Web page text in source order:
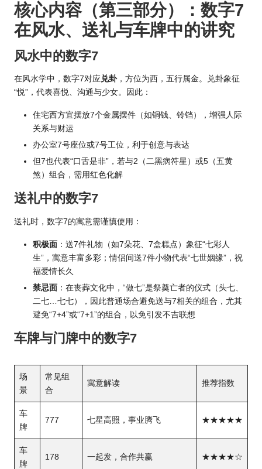
核心内容（第三部分）：数字7
在风水、送礼与车牌中的讲究
风水中的数字7
在风水学中，数字7对应兑卦，方位为西，五行属金。兑卦象征
“悦”，代表喜悦、沟通与少女。因此：
住宅西方宜摆放7个金属摆件（如铜钱、铃铛），增强人际
关系与财运
办公室7号座位或7号工位，利于创意与表达
但7也代表“口舌是非”，若与2（二黑病符星）或5（五黄
煞）组合，需用红色化解
送礼中的数字7
送礼时，数字7的寓意需谨慎使用：
积极面 ：送7件礼物（如7朵花、7盒糕点）象征“七彩人
生”，寓意丰富多彩；情侣间送7件小物代表“七世姻缘”，祝
福爱情长久
禁忌面 ：在丧葬文化中，“做七”是祭奠亡者的仪式（头七、
二七…七七），因此普通场合避免送与7相关的组合，尤其
避免“7+4”或“7+1”的组合，以免引发不吉联想
车牌与门牌中的数字7
场
景
常见组
合
寓意解读 推荐指数
车
牌
777 七星高照，事业腾飞 ★★★★★
车
牌
178 一起发，合作共赢 ★★★★☆